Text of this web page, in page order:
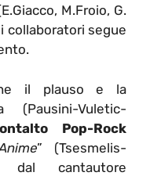
M.Froio, G.
collaboratori segue
il plauso e la
(Pausini-Vuletic-
Pop-Rock
” (Tsesmelis-
dal cantautore